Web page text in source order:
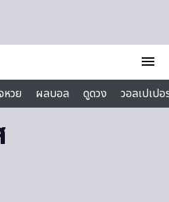
menu
หวย ผลบอล ดูดวง
วอลเปเป